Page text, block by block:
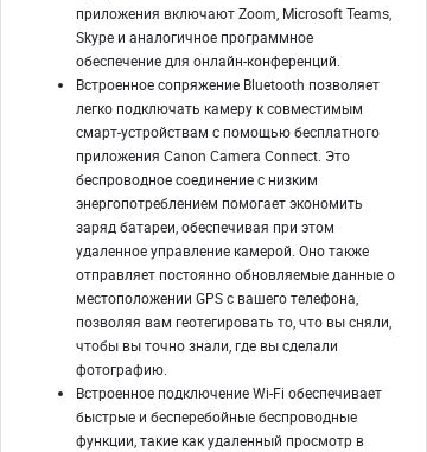
приложения включают Zoom, Microsoft Teams,
Skype и аналогичное программное
обеспечение для онлайн-конференций.
Встроенное сопряжение Bluetooth позволяет
легко подключать камеру к совместимым
смарт-устройствам с помощью бесплатного
приложения Canon Camera Connect. Это
беспроводное соединение с низким
энергопотреблением помогает экономить
заряд батареи, обеспечивая при этом
удаленное управление камерой. Оно также
отправляет постоянно обновляемые данные о
местоположении GPS с вашего телефона,
позволяя вам геотегировать то, что вы сняли,
чтобы вы точно знали, где вы сделали
фотографию.
Встроенное подключение Wi-Fi обеспечивает
быстрые и бесперебойные беспроводные
функции, такие как удаленный просмотр в